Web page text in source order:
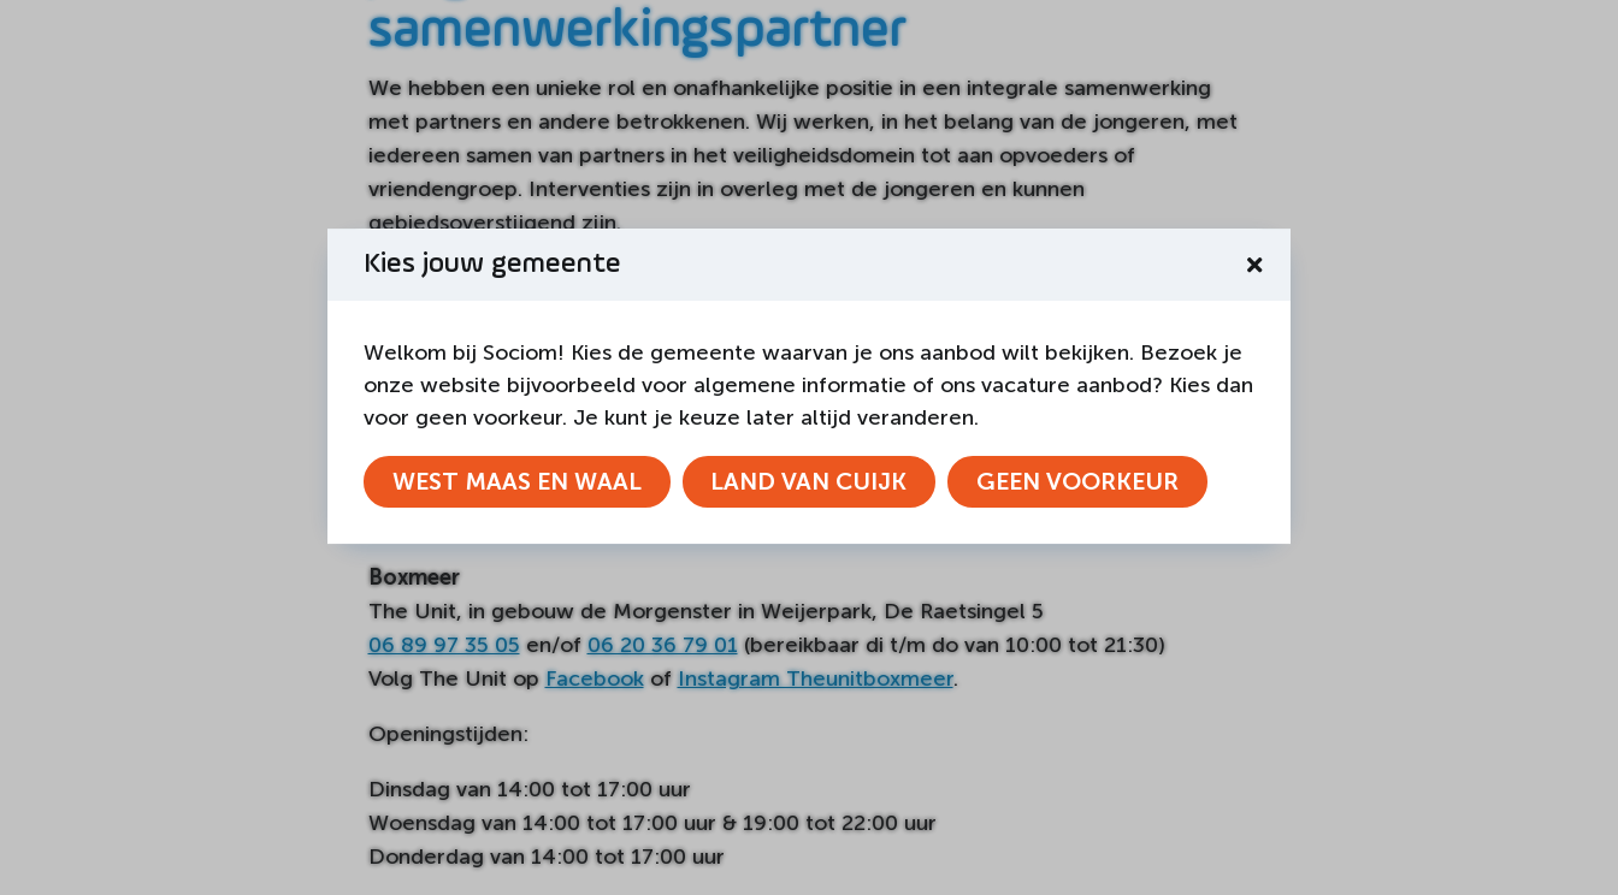
samenwerkingspartner
We hebben een unieke rol en onafhankelijke positie in een integrale samenwerking
met partners en andere betrokkenen. Wij werken, in het belang van de jongeren, met
iedereen samen van partners in het veiligheidsdomein tot aan opvoeders of
vriendengroep. Interventies zijn in overleg met de jongeren en kunnen
gebiedsoverstijgend zijn.
Cuijk
Cyou, Sint Annastraat 4
0485 324 809
Volg Cyou viaInstagram cyoucuijk voor meer informatie en de laatste nieuwtjes en de
Boxmeer
The Unit, in gebouw de Morgenster in Weijerpark, De Raetsingel 5
06 89 97 35 05en/of06 20 36 79 01(bereikbaar di t/m do van 10:00 tot 21:30)
Volg The Unit op Facebookof Instagram Theunitboxmeer.
Openingstijden:
Dinsdag van 14:00 tot 17:00 uur
Woensdag van 14:00 tot 17:00 uur & 19:00 tot 22:00 uur
Donderdag van 14:00 tot 17:00 uur
Kies jouw gemeente
Welkom bij Sociom! Kies de gemeente waarvan je ons aanbod wilt bekijken. Bezoek je
onze website bijvoorbeeld voor algemene informatie of ons vacature aanbod? Kies dan
voor geen voorkeur. Je kunt je keuze later altijd veranderen.
WEST MAAS EN WAAL LAND VAN CUIJK GEEN VOORKEUR